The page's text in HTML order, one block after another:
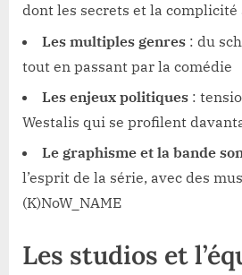
dont les secrets et la
Les multiples genres : du
tout en passant par la comédie
Les enjeux politiques :
Westalis qui se profilent
Le graphisme et la bande
l’esprit de la série, avec des
(K)NoW_NAME
Les studios et